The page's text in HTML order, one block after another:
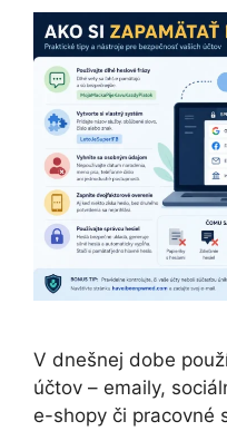
V dnešnej dobe
účtov – emaily,
e-shopy či pracovné